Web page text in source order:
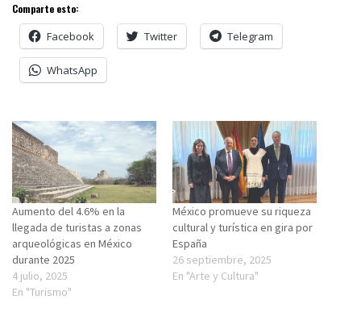
Comparte esto:
Facebook Twitter Telegram
WhatsApp
Aumento del 4.6% en la
llegada de turistas a zonas
arqueológicas en México
durante 2025
4 julio, 2025
En "Turismo"
México promueve su riqueza
cultural y turística en gira por
España
26 septiembre, 2025
En "Arte y Cultura"